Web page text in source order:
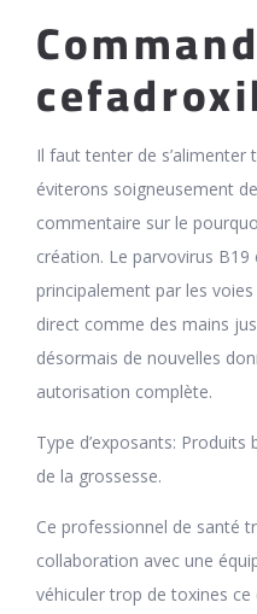
Il faut tenter de
éviterons soigneusement
commentaire sur le
création. Le parvovirus B19
principalement par les
direct comme des mains
désormais de nouvelles
autorisation complète.
Type d’exposants:
de la grossesse.
Ce professionnel de santé
collaboration avec une
véhiculer trop de toxines